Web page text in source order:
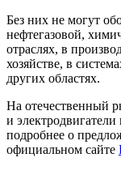
Без них не могут
нефтегазовой,
отраслях, в
хозяйстве, в
других областях.
На отечественный
и
подробнее о
официальном сайте